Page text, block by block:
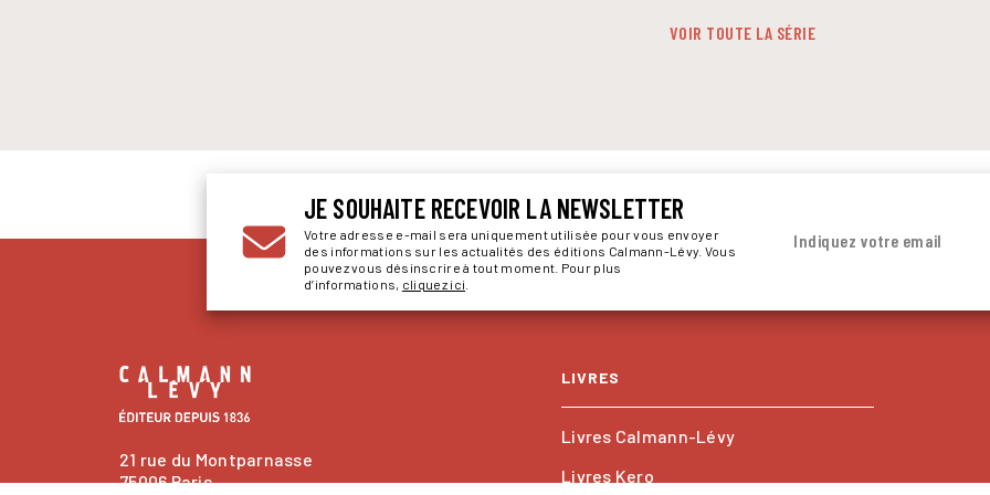
VOIR TOUTE LA SÉRIE
JE SOUHAITE RECEVOIR LA NEWSLETTER
Votre adresse e-mail sera uniquement utilisée pour vous envoyer
des informations sur les actualités des éditions Calmann-Lévy. Vous
pouvez vous désinscrire à tout moment. Pour plus
d’informations, cliquez ici
Indiquez votre email
21 rue du Montparnasse
75006 Paris
LIVRES
Livres Calmann-Lévy
Livres Kero